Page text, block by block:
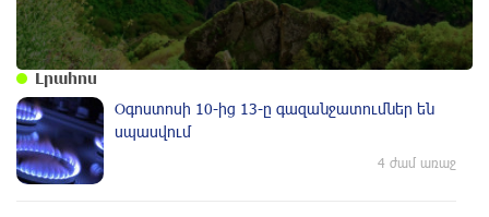
Լրահոս
Օգոստոսի 10-ից 13-ը գազանջատումներ են
սպասվում
4 ժամ առաջ